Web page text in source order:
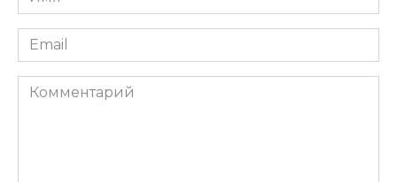
*
Email
*
Комментарий